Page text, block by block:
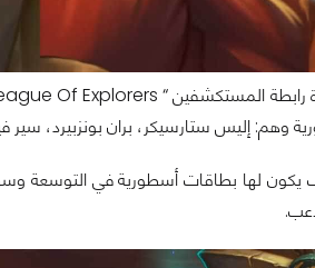
وهم: إليس ستارسيكر، بران بونزبيرد، سير
يكون لها بطاقات أسطورية في التوسعة